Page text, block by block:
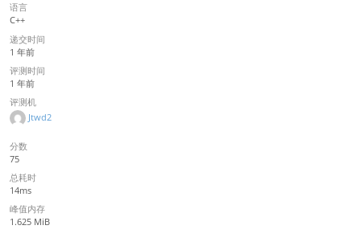
语言
C++
递交时间
1 年前
评测时间
1 年前
评测机
Jtwd2
分数
75
总耗时
14ms
峰值内存
1.625 MiB